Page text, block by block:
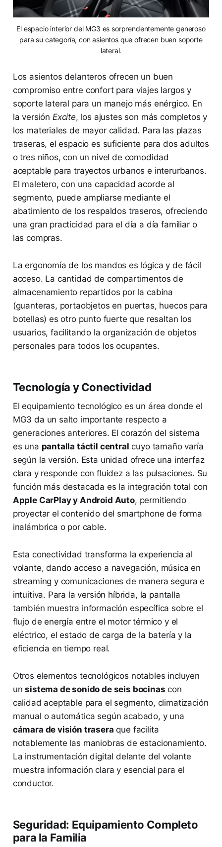
El espacio interior del MG3 es sorprendentemente generoso
para su categoría, con asientos que ofrecen buen soporte
lateral.
Los asientos delanteros ofrecen un buen
compromiso entre confort para viajes largos y
soporte lateral para un manejo más enérgico. En
la versión Excite, los ajustes son más completos y
los materiales de mayor calidad. Para las plazas
traseras, el espacio es suficiente para dos adultos
o tres niños, con un nivel de comodidad
aceptable para trayectos urbanos e interurbanos.
El maletero, con una capacidad acorde al
segmento, puede ampliarse mediante el
abatimiento de los respaldos traseros, ofreciendo
una gran practicidad para el día a día familiar o
las compras.
La ergonomía de los mandos es lógica y de fácil
acceso. La cantidad de compartimentos de
almacenamiento repartidos por la cabina
(guanteras, portaobjetos en puertas, huecos para
botellas) es otro punto fuerte que resaltan los
usuarios, facilitando la organización de objetos
personales para todos los ocupantes.
Tecnología y Conectividad
El equipamiento tecnológico es un área donde el
MG3 da un salto importante respecto a
generaciones anteriores. El corazón del sistema
es una pantalla táctil central cuyo tamaño varía
según la versión. Esta unidad ofrece una interfaz
clara y responde con fluidez a las pulsaciones. Su
función más destacada es la integración total con
Apple CarPlay y Android Auto, permitiendo
proyectar el contenido del smartphone de forma
inalámbrica o por cable.
Esta conectividad transforma la experiencia al
volante, dando acceso a navegación, música en
streaming y comunicaciones de manera segura e
intuitiva. Para la versión híbrida, la pantalla
también muestra información específica sobre el
flujo de energía entre el motor térmico y el
eléctrico, el estado de carga de la batería y la
eficiencia en tiempo real.
Otros elementos tecnológicos notables incluyen
unsistema de sonido de seis bocinas con
calidad aceptable para el segmento, climatización
manual o automática según acabado, y una
cámara de visión trasera que facilita
notablemente las maniobras de estacionamiento.
La instrumentación digital delante del volante
muestra información clara y esencial para el
conductor.
Seguridad: Equipamiento Completo
para la Familia